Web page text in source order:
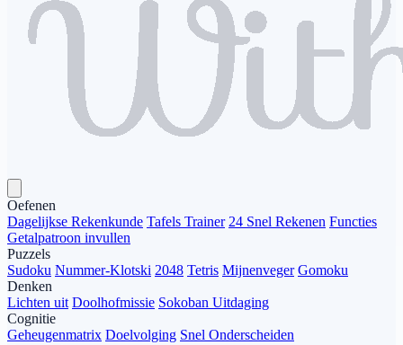
Oefenen
Dagelijkse Rekenkunde Tafels Trainer 24 Snel Rekenen Functies
Getalpatroon invullen
Puzzels
Sudoku Nummer-Klotski 2048 Tetris Mijnenveger Gomoku
Denken
Lichten uit Doolhofmissie Sokoban Uitdaging
Cognitie
Geheugenmatrix Doelvolging Snel Onderscheiden